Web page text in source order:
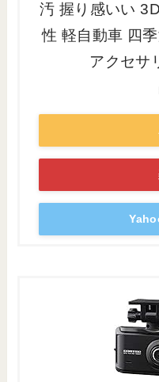
汚 握り感いい
性 軽自動車 四
アクセサ